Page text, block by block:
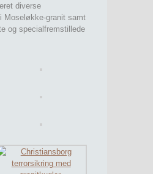
diverse
Moseløkke-granit samt
og specialfremstillede